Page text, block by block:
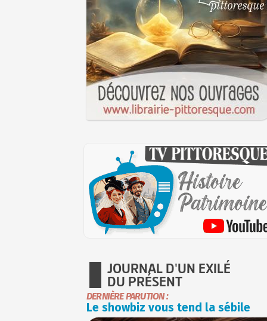
JOURNAL D'UN EXILÉ
DU PRÉSENT
DERNIÈRE PARUTION :
Le showbiz vous tend la sébile